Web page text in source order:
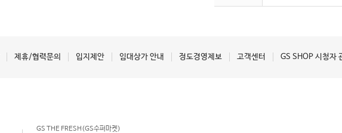
제휴/협력문의 입지제안 임대상가 안내 정도경영제보 고객센터 GS SHOP 시청자
GS THE FRESH(GS수퍼마켓)